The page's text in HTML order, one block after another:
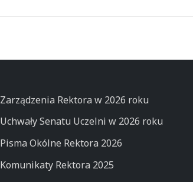
Zarządzenia Rektora w 2026 roku
Uchwały Senatu Uczelni w 2026 roku
Pisma Okólne Rektora 2026
Komunikaty Rektora 2025